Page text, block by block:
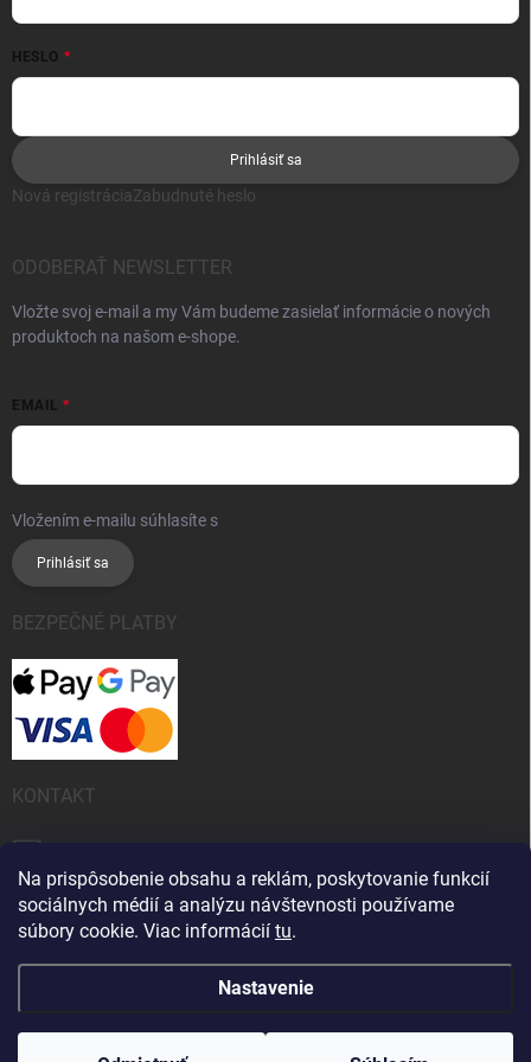
Na prispôsobenie obsahu a reklám, poskytovanie funkcií
sociálnych médií a analýzu návštevnosti používame
súbory cookie. Viac informácií tu.
Nastavenie
HESLO
Prihlásiť sa
Nová registráciaZabudnuté heslo
ODOBERAŤ NEWSLETTER
Vložte svoj e-mail a my Vám budeme zasielať informácie o nových
produktoch na našom e-shope.
EMAIL
Vložením e-mailu súhlasíte s
Prihlásiť sa
BEZPEČNÉ PLATBY
KONTAKT
+421 904 424 242 (Po-Pia 9:00 -15:00 hod)
Copyright 2026Kano Beauty. Všetky práva vyhradené.Upraviť nastavenie